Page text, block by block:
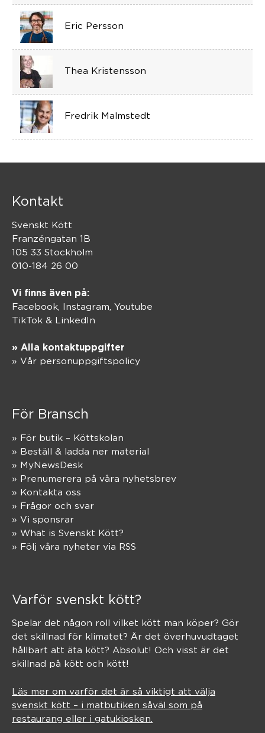
Eric Persson
Thea Kristensson
Fredrik Malmstedt
Kontakt
Svenskt Kött
Franzéngatan 1B
105 33 Stockholm
010-184 26 00
Vi finns även på:
Facebook, Instagram Youtube
TikTok & LinkedIn
» Alla kontaktuppgifter
» Vår personuppgiftspolicy
För Bransch
» För butik – Köttskolan
» Beställ & ladda ner material
» MyNewsDesk
» Prenumerera på våra nyhetsbrev
» Kontakta oss
» Frågor och svar
» Vi sponsrar
» What is Svenskt Kött?
» Följ våra nyheter via RSS
Varför svenskt kött?
Spelar det någon roll vilket kött man köper? Gör
det skillnad för klimatet? Är det överhuvudtaget
hållbart att äta kött? Absolut! Och visst är det
skillnad på kött och kött!
Läs mer om varför det är så viktigt att välja
svenskt kött – i matbutiken såväl som på
restaurang eller i gatukiosken.